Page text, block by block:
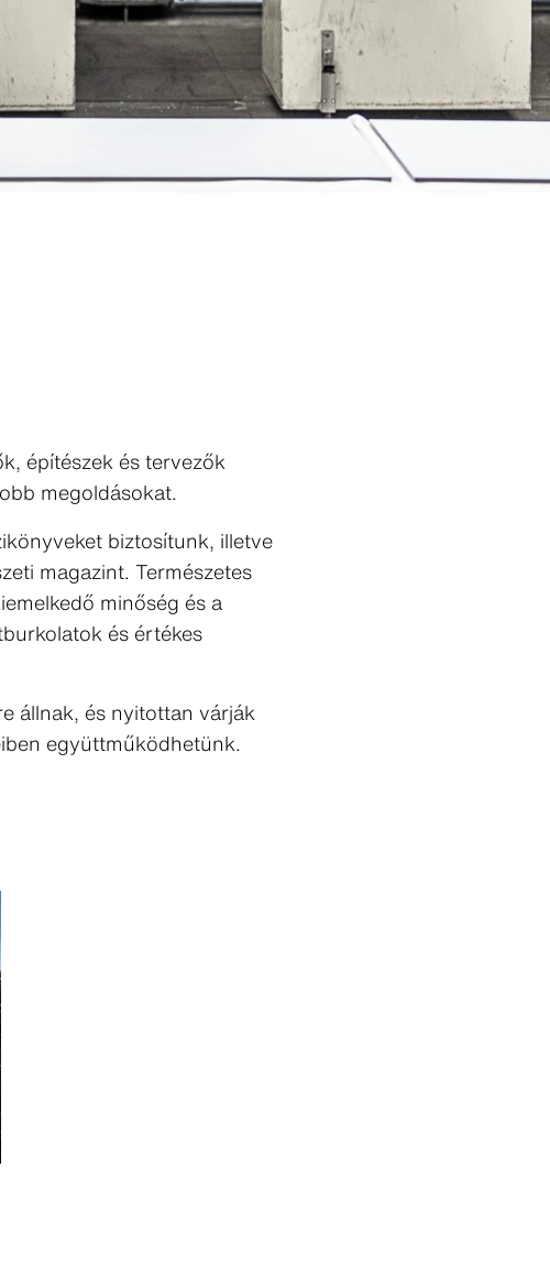
építészek és tervezők
megoldásokat.
biztosítunk, illetve
magazint. Természetes
minőség és a
és értékes
állnak, és nyitottan várják
együttműködhetünk.